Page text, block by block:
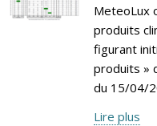
MeteoLux
produits
figurant
produits »
du 15/04/
Lire plus